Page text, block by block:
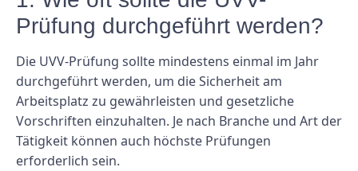
Prüfung durchgeführt werden?
Die UVV-Prüfung sollte mindestens einmal im Jahr
durchgeführt werden, um die Sicherheit am
Arbeitsplatz zu gewährleisten und gesetzliche
Vorschriften einzuhalten. Je nach Branche und Art der
Tätigkeit können auch höchste Prüfungen
erforderlich sein.